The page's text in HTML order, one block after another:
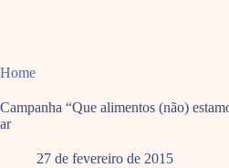
Home
Campanha “Que alimentos (não)
ar
27 de fevereiro de 2015